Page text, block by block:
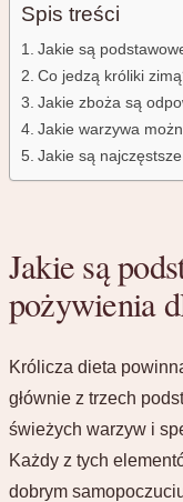
Spis treści
Jakie są
Co jedzą króliki
Jakie zboża są
Jakie warzywa
Jakie są najczęstsze
Jakie są
pożywienia
Królicza dieta
głównie z trzech
świeżych warzyw i
Każdy z tych
dobrym